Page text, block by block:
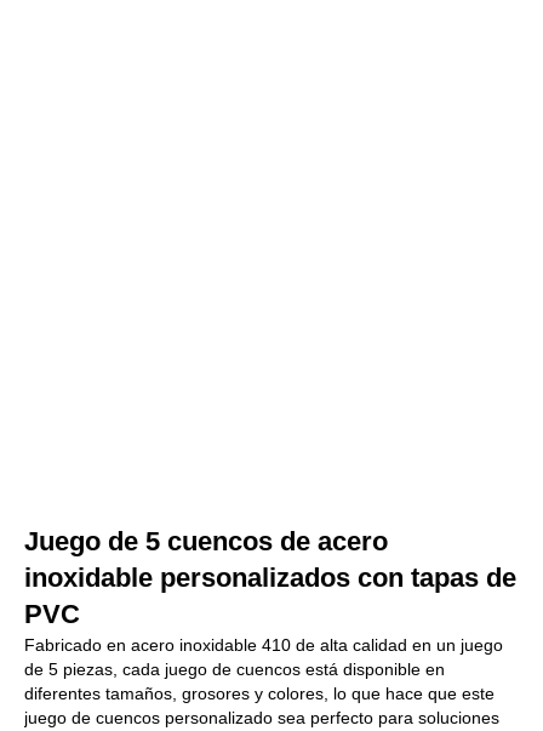
Juego de 5 cuencos de acero
inoxidable personalizados con tapas de
PVC
Fabricado en acero inoxidable 410 de alta calidad en un juego
de 5 piezas, cada juego de cuencos está disponible en
diferentes tamaños, grosores y colores, lo que hace que este
juego de cuencos personalizado sea perfecto para soluciones